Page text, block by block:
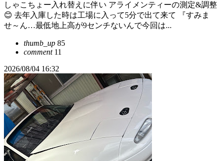
しゃこちょー入れ替えに伴い アライメンティーの測定&調整
😊 去年入庫した時は工場に入って5分で出て来て 『すみま
せ～ん…最低地上高が9センチないんで今回は...
thumb_up 85
comment11
2026/08/04 16:32